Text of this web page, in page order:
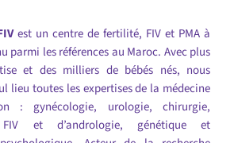
est un centre de fertilité, FIV et PMA à
parmi les références au Maroc. Avec plus
et des milliers de bébés nés, nous
lieu toutes les expertises de la médecine
: gynécologie, urologie, chirurgie,
et d’andrologie, génétique et